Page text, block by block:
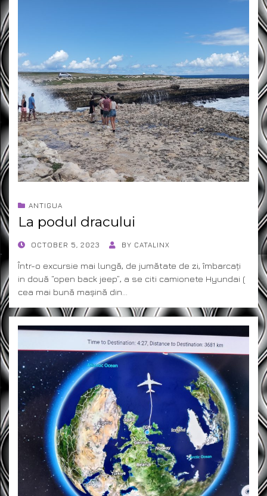
ANTIGUA
La podul dracului
POSTEDOCTOBER 5, 2023 BY CATALINX
Într-o excursie mai lungă, de jumătate de zi, îmbarcați
in două “open back jeep”, a se citi camionete Hyundai (
cea mai bună mașină din…